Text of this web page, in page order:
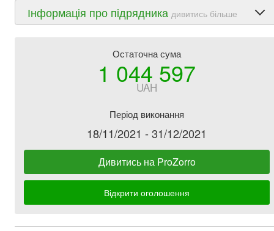
Інформація про підрядника дивитись більше
Остаточна сума
1 044 597
UAH
Період виконання
18/11/2021 - 31/12/2021
Дивитись на ProZorro
Відкрити оголошення